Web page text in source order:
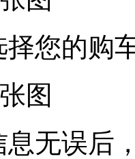
择您的购
无误后